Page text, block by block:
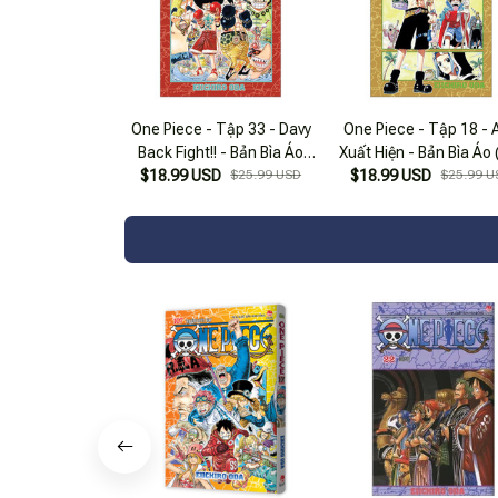
One Piece - Tập 33 - Davy
Back Fight!! - Bản Bìa Áo
(Tái Bản 2025)
$18.99 USD $25.99 USD
One Piece - Tập 18 -
Xuất Hiện - Bản Bìa Áo
Bản 2025)
$18.99 USD $25.99